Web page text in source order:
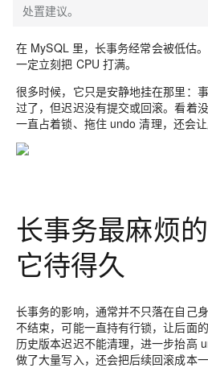
处置建议。
在 MySQL 里，长事务经常会被低估
一定立刻把 CPU 打满。
很多时候，它只是安静地挂在那里：
过了，但迟迟没有提交或回滚。看着
一直占着锁、拖住 undo 清理，还会让
长事务最麻烦
它待得久
长事务的影响，通常并不只落在自己
不结束，可能一直持有行锁，让后面
历史版本迟迟不能清理，进一步抬高
做了大量写入，还会把后续回滚成本一